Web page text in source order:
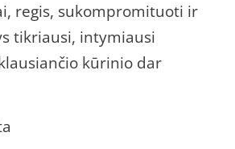
regis, sukompromituoti ir
tikriausi, intymiausi
kūrinio dar